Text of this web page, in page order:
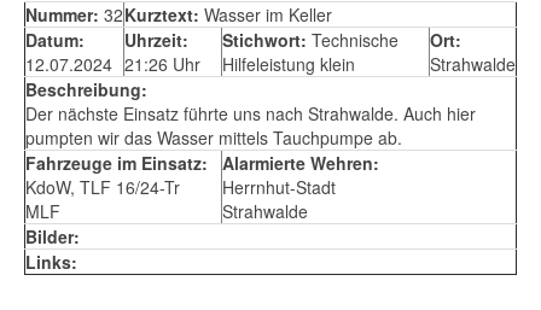
Nummer: 32Kurztext: Wasser im Keller
Datum:
12.07.2024
Uhrzeit:
21:26 Uhr
Stichwort: Technische
Hilfeleistung klein
Ort:
Strahwalde
Beschreibung:
Der nächste Einsatz führte uns nach Strahwalde. Auch hier
pumpten wir das Wasser mittels Tauchpumpe ab.
Fahrzeuge im Einsatz:
KdoW, TLF 16/24-Tr
MLF
Alarmierte Wehren:
Herrnhut-Stadt
Strahwalde
Bilder:
Links: